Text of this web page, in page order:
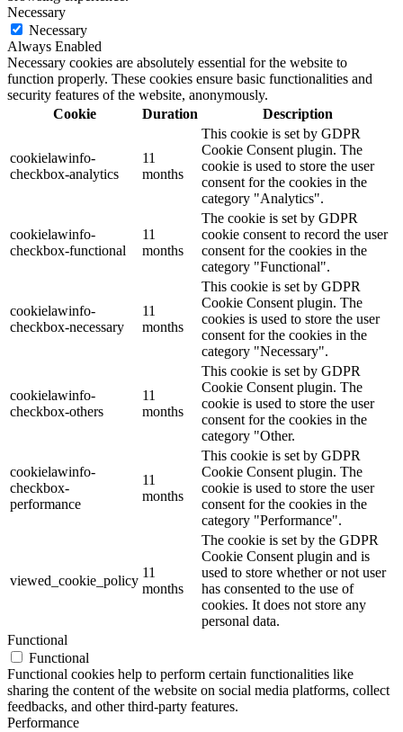
Necessary
Necessary
Always Enabled
Necessary cookies are absolutely essential for the website to
function properly. These cookies ensure basic functionalities and
security features of the website, anonymously.
Cookie
Duration Description
cookielawinfo-
checkbox-analytics
11
months
This cookie is set by GDPR
Cookie Consent plugin. The
cookie is used to store the user
consent for the cookies in the
category "Analytics".
cookielawinfo-
checkbox-functional
11
months
The cookie is set by GDPR
cookie consent to record the user
consent for the cookies in the
category "Functional".
cookielawinfo-
checkbox-necessary
11
months
This cookie is set by GDPR
Cookie Consent plugin. The
cookies is used to store the user
consent for the cookies in the
category "Necessary".
cookielawinfo-
checkbox-others
11
months
This cookie is set by GDPR
Cookie Consent plugin. The
cookie is used to store the user
consent for the cookies in the
category "Other.
cookielawinfo-
checkbox-
performance
11
months
This cookie is set by GDPR
Cookie Consent plugin. The
cookie is used to store the user
consent for the cookies in the
category "Performance".
viewed_cookie_policy
11
months
The cookie is set by the GDPR
Cookie Consent plugin and is
used to store whether or not user
has consented to the use of
cookies. It does not store any
personal data.
Functional
Functional
Functional cookies help to perform certain functionalities like
sharing the content of the website on social media platforms, collect
feedbacks, and other third-party features.
Performance